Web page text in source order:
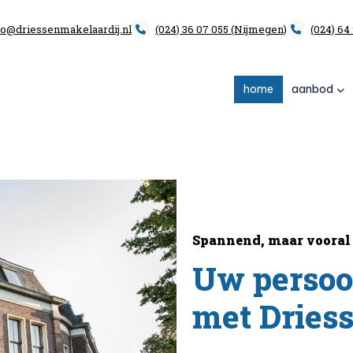
(024) 36 07 055 (Nijmegen) (024)
home aanbod
Spannend, maar
Uw
met